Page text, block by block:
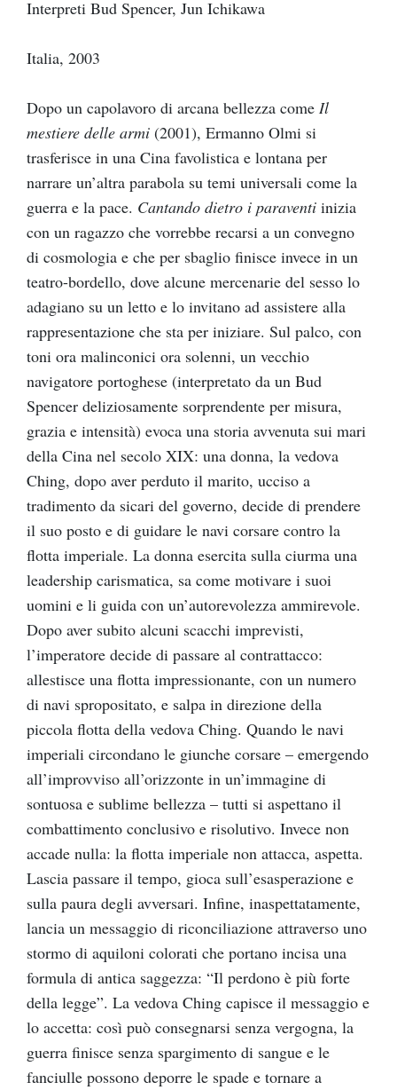
Interpreti Bud Spencer, Jun Ichikawa
Italia, 2003
Dopo un capolavoro di arcana bellezza come Il
mestiere delle armi (2001), Ermanno Olmi si
trasferisce in una Cina favolistica e lontana per
narrare un’altra parabola su temi universali come la
guerra e la pace. Cantando dietro i paraventi inizia
con un ragazzo che vorrebbe recarsi a un convegno
di cosmologia e che per sbaglio finisce invece in un
teatro-bordello, dove alcune mercenarie del sesso lo
adagiano su un letto e lo invitano ad assistere alla
rappresentazione che sta per iniziare. Sul palco, con
toni ora malinconici ora solenni, un vecchio
navigatore portoghese (interpretato da un Bud
Spencer deliziosamente sorprendente per misura,
grazia e intensità) evoca una storia avvenuta sui mari
della Cina nel secolo XIX: una donna, la vedova
Ching, dopo aver perduto il marito, ucciso a
tradimento da sicari del governo, decide di prendere
il suo posto e di guidare le navi corsare contro la
flotta imperiale. La donna esercita sulla ciurma una
leadership carismatica, sa come motivare i suoi
uomini e li guida con un’autorevolezza ammirevole.
Dopo aver subito alcuni scacchi imprevisti,
l’imperatore decide di passare al contrattacco:
allestisce una flotta impressionante, con un numero
di navi spropositato, e salpa in direzione della
piccola flotta della vedova Ching. Quando le navi
imperiali circondano le giunche corsare – emergendo
all’improvviso all’orizzonte in un’immagine di
sontuosa e sublime bellezza – tutti si aspettano il
combattimento conclusivo e risolutivo. Invece non
accade nulla: la flotta imperiale non attacca, aspetta.
Lascia passare il tempo, gioca sull’esasperazione e
sulla paura degli avversari. Infine, inaspettatamente,
lancia un messaggio di riconciliazione attraverso uno
stormo di aquiloni colorati che portano incisa una
formula di antica saggezza: “Il perdono è più forte
della legge”. La vedova Ching capisce il messaggio e
lo accetta: così può consegnarsi senza vergogna, la
guerra finisce senza spargimento di sangue e le
fanciulle possono deporre le spade e tornare a